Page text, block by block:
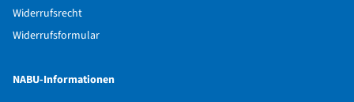
Widerrufsrecht
Widerrufsformular
NABU-Informationen